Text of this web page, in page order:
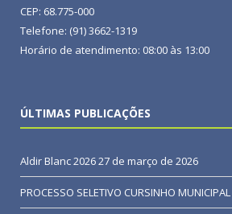
CEP: 68.775-000
Telefone: (91) 3662-1319
Horário de atendimento: 08:00 às 13:00
ÚLTIMAS PUBLICAÇÕES
Aldir Blanc 202627 de março de 2026
PROCESSO SELETIVO CURSINHO MUNICIPAL